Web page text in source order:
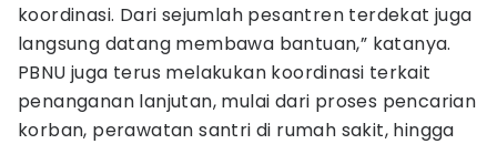
koordinasi. Dari sejumlah pesantren terdekat juga
langsung datang membawa bantuan,” katanya.
PBNU juga terus melakukan koordinasi terkait
penanganan lanjutan, mulai dari proses pencarian
korban, perawatan santri di rumah sakit, hingga